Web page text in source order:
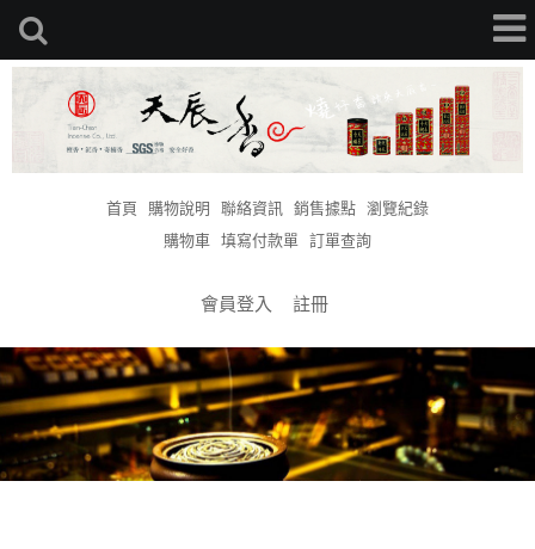
首頁 購物說明 聯絡資訊 銷售據點 瀏覽紀錄
購物車 填寫付款單 訂單查詢
會員登入 註冊